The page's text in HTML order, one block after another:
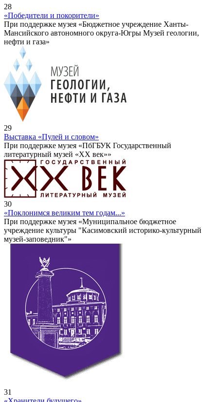
28
«Победители и покорители»
При поддержке музея «Бюджетное учреждение Ханты-
Мансийского автономного округа-Югры Музей геологии,
нефти и газа»
29
Выставка «Пулей и словом»
При поддержке музея «ПбГБУК Государственный
литературный музей «ХХ век»»
30
«Поклонимся великим тем годам...»
При поддержке музея «Муниципальное бюджетное
учреждение культуры "Касимовский историко-культурный
музей-заповедник"»
31